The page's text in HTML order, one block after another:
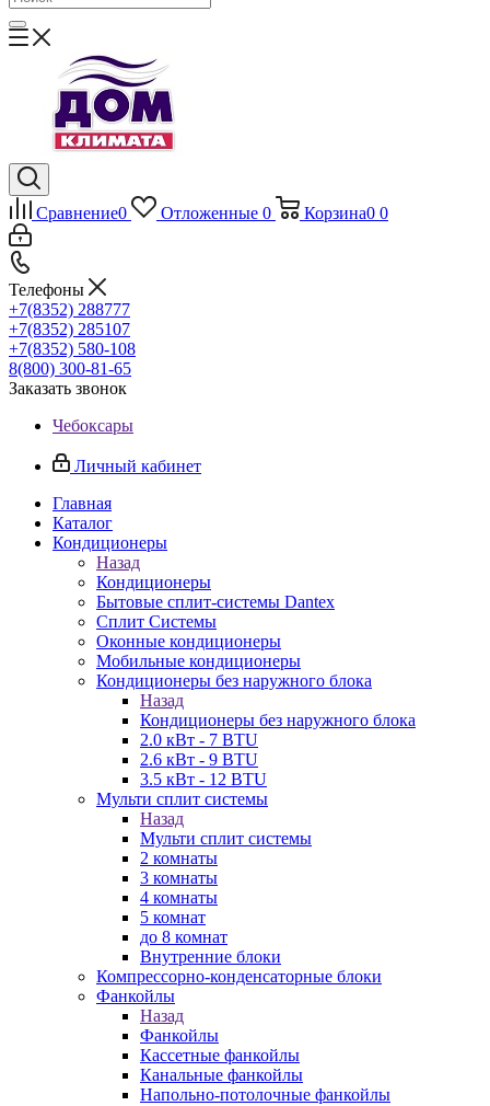
Сравнение0 Отложенные 0 Корзина0 0
Телефоны
+7(8352) 288777
+7(8352) 285107
+7(8352) 580-108
8(800) 300-81-65
Заказать звонок
Чебоксары
Личный кабинет
Главная
Каталог
Кондиционеры
Назад
Кондиционеры
Бытовые сплит-системы Dantex
Сплит Системы
Оконные кондиционеры
Мобильные кондиционеры
Кондиционеры без наружного блока
Назад
Кондиционеры без наружного блока
2.0 кВт - 7 BTU
2.6 кВт - 9 BTU
3.5 кВт - 12 BTU
Мульти сплит системы
Назад
Мульти сплит системы
2 комнаты
3 комнаты
4 комнаты
5 комнат
до 8 комнат
Внутренние блоки
Компрессорно-конденсаторные блоки
Фанкойлы
Назад
Фанкойлы
Кассетные фанкойлы
Канальные фанкойлы
Напольно-потолочные фанкойлы